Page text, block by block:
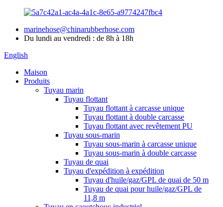
marinehose@chinarubberhose.com
Du lundi au vendredi : de 8h à 18h
English
Maison
Produits
Tuyau marin
Tuyau flottant
Tuyau flottant à carcasse unique
Tuyau flottant à double carcasse
Tuyau flottant avec revêtement PU
Tuyau sous-marin
Tuyau sous-marin à carcasse unique
Tuyau sous-marin à double carcasse
Tuyau de quai
Tuyau d'expédition à expédition
Tuyau d'huile/gaz/GPL de quai de 50 m
Tuyau de quai pour huile/gaz/GPL de
11,8 m